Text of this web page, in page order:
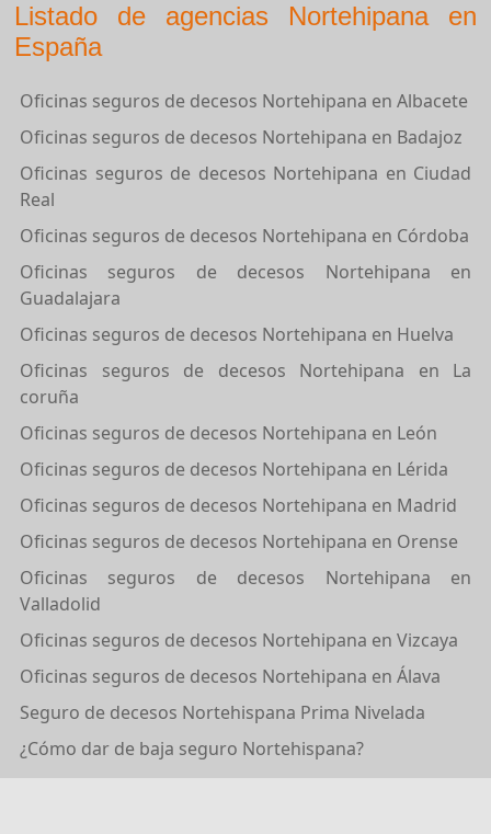
Listado de agencias Nortehipana en
España
Oficinas seguros de decesos Nortehipana en Albacete
Oficinas seguros de decesos Nortehipana en Badajoz
Oficinas seguros de decesos Nortehipana en Ciudad
Real
Oficinas seguros de decesos Nortehipana en Córdoba
Oficinas seguros de decesos Nortehipana en
Guadalajara
Oficinas seguros de decesos Nortehipana en Huelva
Oficinas seguros de decesos Nortehipana en La
coruña
Oficinas seguros de decesos Nortehipana en León
Oficinas seguros de decesos Nortehipana en Lérida
Oficinas seguros de decesos Nortehipana en Madrid
Oficinas seguros de decesos Nortehipana en Orense
Oficinas seguros de decesos Nortehipana en
Valladolid
Oficinas seguros de decesos Nortehipana en Vizcaya
Oficinas seguros de decesos Nortehipana en Álava
Seguro de decesos Nortehispana Prima Nivelada
¿Cómo dar de baja seguro Nortehispana?